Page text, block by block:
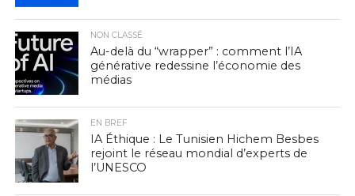
NON CLASSÉ
Au-delà du “wrapper” : comment l’IA
générative redessine l’économie des
médias
EN BREF
IA Éthique : Le Tunisien Hichem Besbes
rejoint le réseau mondial d’experts de
l’UNESCO